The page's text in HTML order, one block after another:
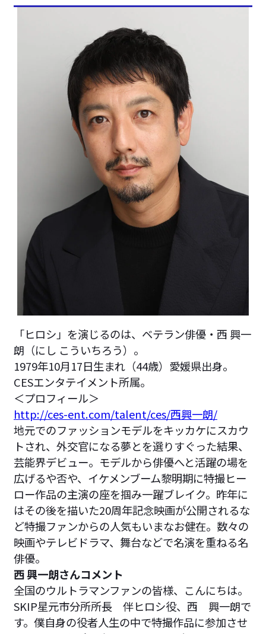
「ヒロシ」を演じるのは、ベテラン俳優・西 興一
朗（にし こういちろう）。
1979年10月17日生まれ（44歳）愛媛県出身。
CESエンタテイメント所属。
＜プロフィール＞
http://ces-ent.com/talent/ces/西興一朗/
地元でのファッションモデルをキッカケにスカウ
トされ、外交官になる夢とを選りすぐった結果、
芸能界デビュー。モデルから俳優へと活躍の場を
広げるや否や、イケメンブーム黎明期に特撮ヒー
ロー作品の主演の座を掴み一躍ブレイク。昨年に
はその後を描いた20周年記念映画が公開されるな
ど特撮ファンからの人気もいまなお健在。数々の
映画やテレビドラマ、舞台などで名演を重ねる名
俳優。
西 興一朗さんコメント
全国のウルトラマンファンの皆様、こんにちは。
SKIP星元市分所所長 伴ヒロシ役、西 興一朗で
す。僕自身の役者人生の中で特撮作品に参加させ